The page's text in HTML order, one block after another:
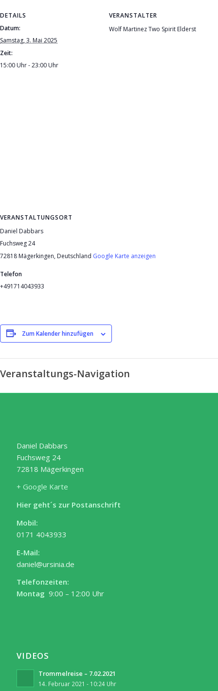
DETAILS
Datum:
Samstag, 3. Mai 2025
Zeit:
15:00 Uhr - 23:00 Uhr
VERANSTALTER
Wolf Martinez Two Spirit Elderst
VERANSTALTUNGSORT
Daniel Dabbars
Fuchsweg 24
72818 Mägerkingen, Deutschland Google Karte anzeigen
Telefon
+491714043933
Zum Kalender hinzufügen
Veranstaltungs-Navigation
Daniel Dabbars
Fuchsweg 24
72818 Mägerkingen
+ Google Karte
Hier geht´s zur Postanschrift
Mobil:
0171 4043933
E-Mail:
daniel@ursinia.de
Telefonzeiten:
Montag 9:00 – 12:00 Uhr
VIDEOS
Trommelreise – 7.02.2021
14. Februar 2021 - 10:24 Uhr